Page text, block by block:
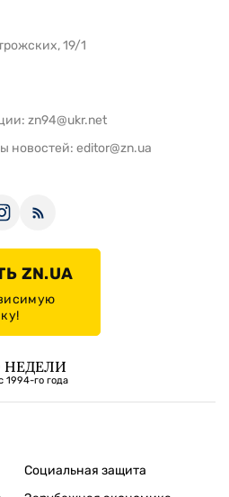
19/1
zn94@ukr.net
новостей: editor@zn.ua
ZN.UA
НЕДЕЛИ
1994-го года
Социальная защита